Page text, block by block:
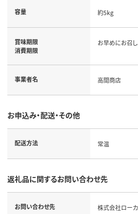
容量 約5kg
賞味期限
消費期限
お早めにお召し
事業者名 高間商店
お申込み・配送・その他
配送方法 常温
返礼品に関するお問い合わせ先
お問い合わせ先 株式会社ロー